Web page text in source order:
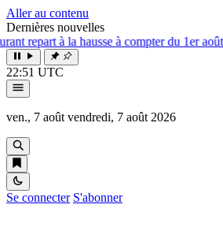
Aller au contenu
Dernières nouvelles
à la hausse à compter du 1er août●Côte
22:51 UTC
ven., 7 août vendredi, 7 août 2026
Se connecter S'abonner